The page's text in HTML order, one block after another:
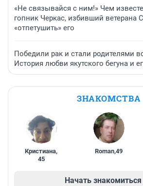
«Не связывайся с ним!» Чем
гопник Черкас, избивший ветерана
«отпетушить» его
Победили рак и стали родителями
История любви якутского бегуна и
ЗНАКОМСТВА
Кристиана,
45
Roman,49
Начать знакомиться